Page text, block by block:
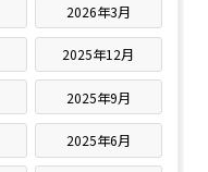
2026年3月
2025年12月
2025年9月
2025年6月